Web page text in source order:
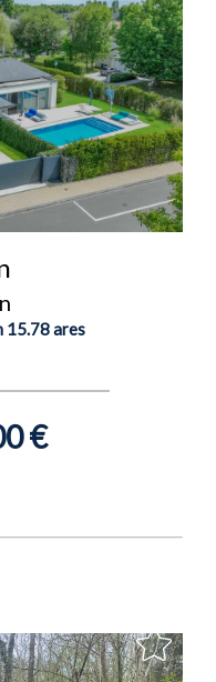
15.78 ares
€